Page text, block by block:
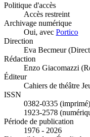
Politique d'accès
Accès restreint
Archivage numérique
Oui, avec Portico
Direction
Eva Becmeur
Rédaction
Enzo Giacomazzi
Éditeur
Cahiers de théâtre
ISSN
0382-0335 (imprimé)
1923-2578
Période de publication
1976 - 2026